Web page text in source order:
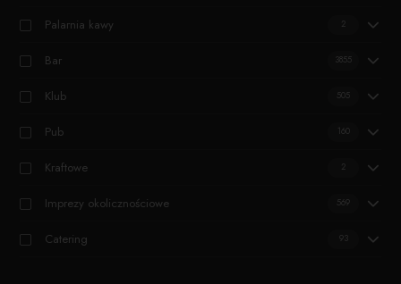
Palarnia kawy 2
Bar 3855
Klub 505
Pub 160
Kraftowe 2
Imprezy okolicznościowe 569
Catering 93